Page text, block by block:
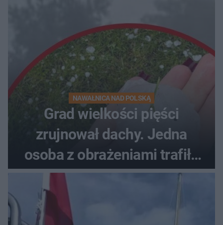
NAWAŁNICA NAD POLSKĄ
Grad wielkości pięści
zrujnował dachy. Jedna
osoba z obrażeniami trafiła
do szpitala